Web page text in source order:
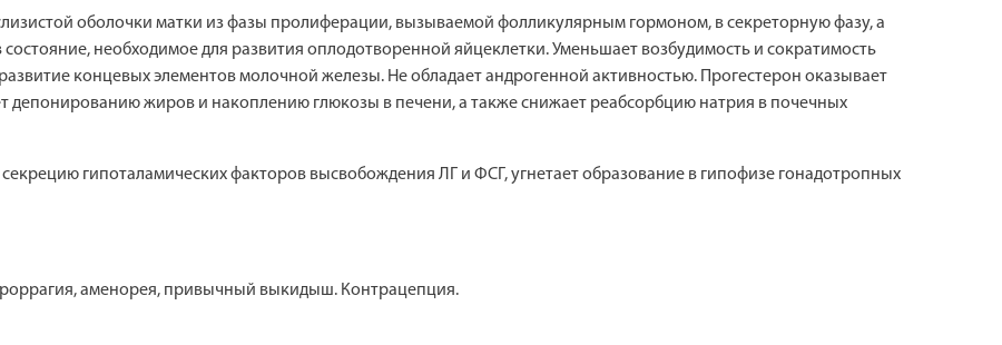
оболочки матки из фазы пролиферации, вызываемой фолликулярным гормоном, в секреторную фазу, а
необходимое для развития оплодотворенной яйцеклетки. Уменьшает возбудимость и сократимость
концевых элементов молочной железы. Не обладает андрогенной активностью. Прогестерон оказывает
депонированию жиров и накоплению глюкозы в печени, а также снижает реабсорбцию натрия в почечных
гипоталамических факторов высвобождения ЛГ и ФСГ, угнетает образование в гипофизе гонадотропных
аменорея, привычный выкидыш. Контрацепция.